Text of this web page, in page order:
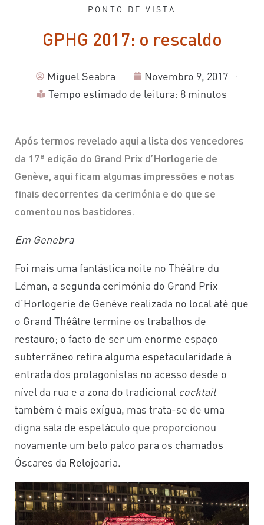
PONTO DE VISTA
GPHG 2017: o rescaldo
Miguel Seabra
Novembro 9, 2017
Tempo estimado de leitura: 8 minutos
Após termos revelado aqui a lista dos vencedores
da 17ª edição do Grand Prix d’Horlogerie de
Genève, aqui ficam algumas impressões e notas
finais decorrentes da cerimónia e do que se
comentou nos bastidores.
Em Genebra
Foi mais uma fantástica noite no Théâtre du
Léman, a segunda cerimónia do Grand Prix
d’Horlogerie de Genève realizada no local até que
o Grand Théâtre termine os trabalhos de
restauro; o facto de ser um enorme espaço
subterrâneo retira alguma espetacularidade à
entrada dos protagonistas no acesso desde o
nível da rua e a zona do tradicional cocktail
também é mais exígua, mas trata-se de uma
digna sala de espetáculo que proporcionou
novamente um belo palco para os chamados
Óscares da Relojoaria.